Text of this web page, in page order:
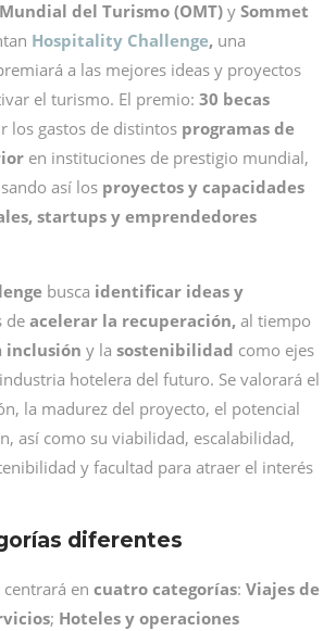
del Turismo (OMT) y Sommet
Hospitality Challenge, una
a las mejores ideas y proyectos
el turismo. El premio: 30 becas
los gastos de distintos programas de
en instituciones de prestigio mundial,
así los proyectos y capacidades
startups y emprendedores
busca identificar ideas y
de acelerar la recuperación, al tiempo
inclusión y la sostenibilidad como ejes
hotelera del futuro. Se valorará el
la madurez del proyecto, el potencial
así como su viabilidad, escalabilidad,
y facultad para atraer el interés
diferentes
en cuatro categorías: Viajes de
; Hoteles y operaciones